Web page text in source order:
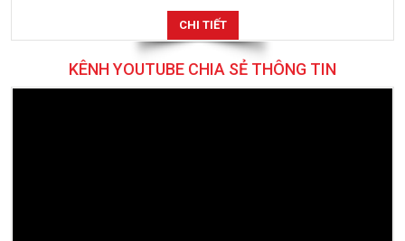
CHI TIẾT
KÊNH YOUTUBE CHIA SẺ THÔNG TIN